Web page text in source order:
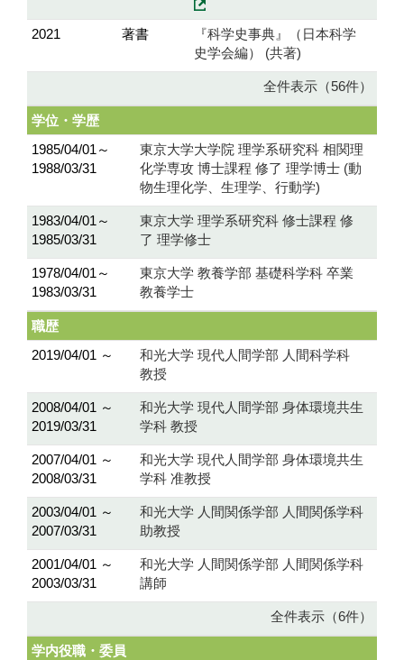
2021 著書
『科学史事典』（日本科学
史学会編） (共著)
全件表示（56件）
学位・学歴
1985/04/01～
1988/03/31
東京大学大学院 理学系研究科 相関理
化学専攻 博士課程 修了 理学博士 (動
物生理化学、生理学、行動学)
1983/04/01～
1985/03/31
東京大学 理学系研究科 修士課程 修
了 理学修士
1978/04/01～
1983/03/31
東京大学 教養学部 基礎科学科 卒業
教養学士
職歴
2019/04/01 ～
和光大学 現代人間学部 人間科学科
教授
2008/04/01 ～
2019/03/31
和光大学 現代人間学部 身体環境共生
学科 教授
2007/04/01 ～
2008/03/31
和光大学 現代人間学部 身体環境共生
学科 准教授
2003/04/01 ～
2007/03/31
和光大学 人間関係学部 人間関係学科
助教授
2001/04/01 ～
2003/03/31
和光大学 人間関係学部 人間関係学科
講師
全件表示（6件）
学内役職・委員